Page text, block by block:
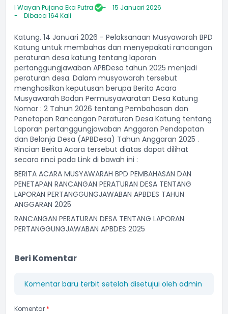
I Wayan Pujana Eka Putra
15 Januari 2026
Dibaca 164 Kali
Katung, 14 Januari 2026 - Pelaksanaan Musyawarah BPD
Katung untuk membahas dan menyepakati rancangan
peraturan desa katung tentang laporan
pertanggungjawaban APBDesa tahun 2025 menjadi
peraturan desa. Dalam musyawarah tersebut
menghasilkan keputusan berupa Berita Acara
Musyawarah Badan Permusyawaratan Desa Katung
Nomor : 2 Tahun 2026 tentang Pembahasan dan
Penetapan Rancangan Peraturan Desa Katung tentang
Laporan pertanggungjawaban Anggaran Pendapatan
dan Belanja Desa (APBDesa) Tahun Anggaran 2025 .
Rincian Berita Acara tersebut diatas dapat dilihat
secara rinci pada Link di bawah ini :
BERITA ACARA MUSYAWARAH BPD PEMBAHASAN DAN
PENETAPAN RANCANGAN PERATURAN DESA TENTANG
LAPORAN PERTANGGUNGJAWABAN APBDES TAHUN
ANGGARAN 2025
RANCANGAN PERATURAN DESA TENTANG LAPORAN
PERTANGGUNGJAWABAN APBDES 2025
Beri Komentar
Komentar baru terbit setelah disetujui oleh admin
Komentar *